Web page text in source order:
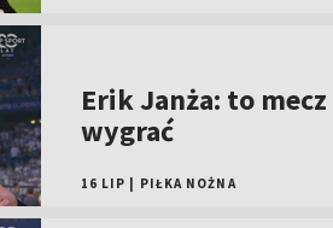
Erik Janża: to
wygrać
16 LIP PIŁKA NOŻNA